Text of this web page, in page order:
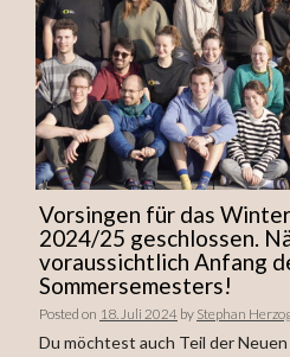
Vorsingen für das
2024/25 geschlossen.
voraussichtlich Anfang
Sommersemesters!
Posted on 18. Juli 2024 by Stephan
Du möchtest auch Teil der